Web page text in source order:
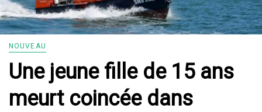
NOUVEAU
Une jeune fille de 15 ans
meurt coincée dans